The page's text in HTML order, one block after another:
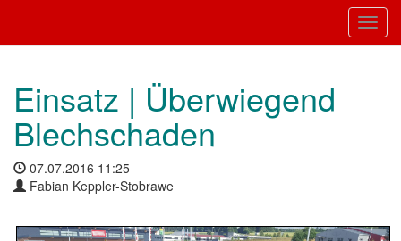
Einsatz | Überwiegend
Blechschaden
07.07.2016 11:25
Fabian Keppler-Stobrawe